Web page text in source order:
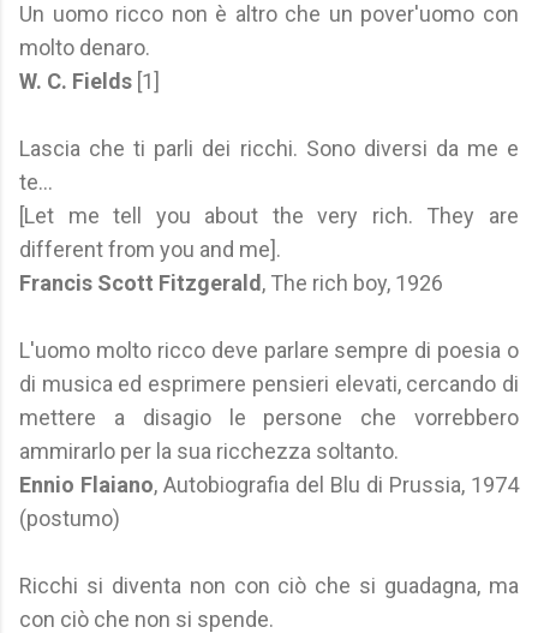
Un uomo ricco non è altro che un pover'uomo con
molto denaro.
W. C. Fields [1]
Lascia che ti parli dei ricchi. Sono diversi da me e
te...
[Let me tell you about the very rich. They are
different from you and me].
Francis Scott Fitzgerald , The rich boy, 1926
L'uomo molto ricco deve parlare sempre di poesia o
di musica ed esprimere pensieri elevati, cercando di
mettere a disagio le persone che vorrebbero
ammirarlo per la sua ricchezza soltanto.
Ennio Flaiano, Autobiografia del Blu di Prussia, 1974
(postumo)
Ricchi si diventa non con ciò che si guadagna, ma
con ciò che non si spende.